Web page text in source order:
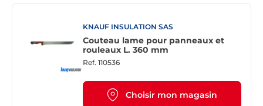
KNAUF INSULATION SAS
Couteau lame pour panneaux et
rouleaux L. 360 mm
Ref. 110536
Choisir mon magasin